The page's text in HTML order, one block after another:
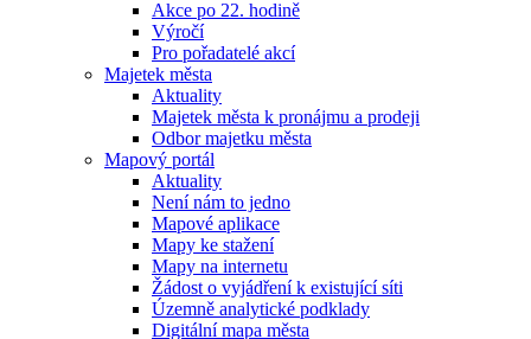
Akce po 22. hodině
Výročí
Pro pořadatelé akcí
Majetek města
Aktuality
Majetek města k pronájmu a prodeji
Odbor majetku města
Mapový portál
Aktuality
Není nám to jedno
Mapové aplikace
Mapy ke stažení
Mapy na internetu
Žádost o vyjádření k existující síti
Územně analytické podklady
Digitální mapa města